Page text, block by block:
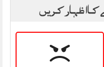
کا اظہار کریں